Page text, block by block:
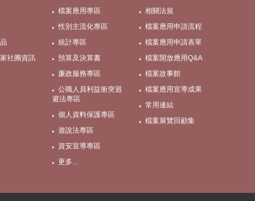
社團資訊
檔案應用專區
性別主流化專區
統計專區
預算及決算書
廉政服務專區
公職人員利益衝突迴
避法專區
個人資料保護專區
遊說法專區
資安宣導專區
更多...
相關法規
檔案應用申請流程
檔案應用申請表單
檔案開放應用Q&A
檔案故事館
檔案應用宣導成果
常用連結
檔案展覽回顧集